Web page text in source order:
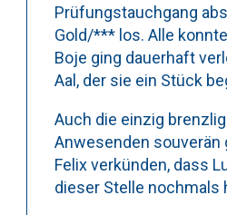
Prüfungstauchgang
Gold/*** los. Alle
Boje ging dauerhaft
Aal, der sie ein Stück
Auch die einzig
Anwesenden souverän
Felix verkünden, dass
dieser Stelle